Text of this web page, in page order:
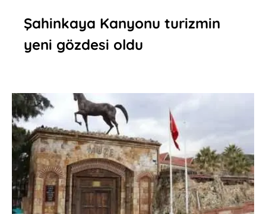
Şahinkaya Kanyonu turizmin
yeni gözdesi oldu